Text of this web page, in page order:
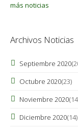
más noticias
Archivos Noticias
Septiembre 2020
Octubre 2020(23)
Noviembre 2020
Diciembre 2020(14)